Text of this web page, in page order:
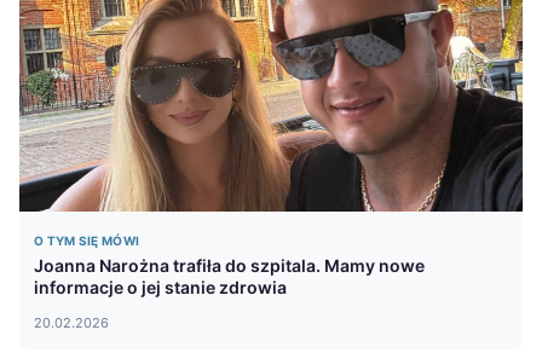
O TYM SIĘ MÓWI
Joanna Narożna trafiła do szpitala. Mamy nowe
informacje o jej stanie zdrowia
20.02.2026